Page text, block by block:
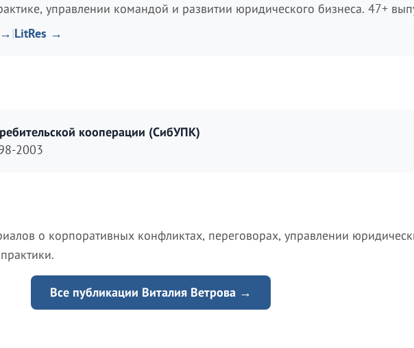
управлении командой и развитии юридического бизнеса. 47+
→ |LitRes →
кооперации (СибУПК)
2003
о корпоративных конфликтах, переговорах, управлении
Все публикации Виталия Ветрова →